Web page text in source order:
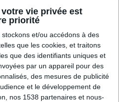
vie privée est
priorité
stockons et/ou accédons à des
que les cookies, et traitons
que des identifiants uniques et
par un appareil pour des
des mesures de publicité
et le développement de
nos 1538 partenaires et nous-
Que valent vraiment
?
Voir tout